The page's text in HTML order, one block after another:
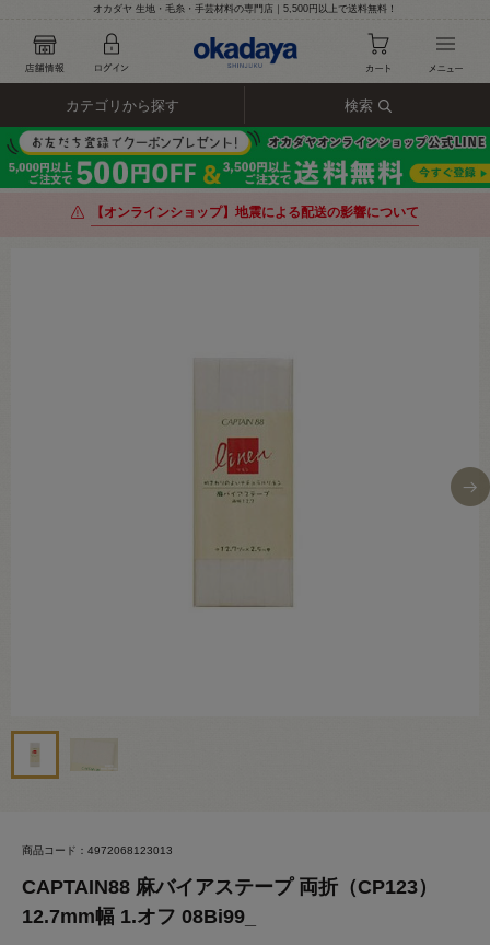
オカダヤ 生地・毛糸・手芸材料の専門店｜5,500円以上で送料無料！
カテゴリから探す 検索
【オンラインショップ】地震による配送の影響について
商品コード：4972068123013
CAPTAIN88 麻バイアステープ 両折（CP123）
12.7mm幅 1.オフ 08Bi99_